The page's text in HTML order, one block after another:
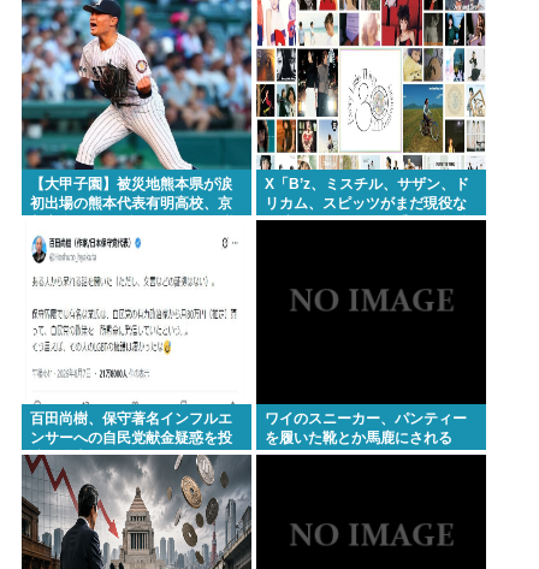
【大甲子園】被災地熊本県が涙
初出場の熊本代表有明高校、京
転勝利
X「B’z、ミスチル、サザン、ド
リカム、スピッツがまだ現役な
の凄いよな。今の歌手が30年後
百田尚樹、保守著名インフルエ
ンサーへの自民党献金疑惑を投
稿し炎上
ワイのスニーカー、パンティー
を履いた靴とか馬鹿にされる